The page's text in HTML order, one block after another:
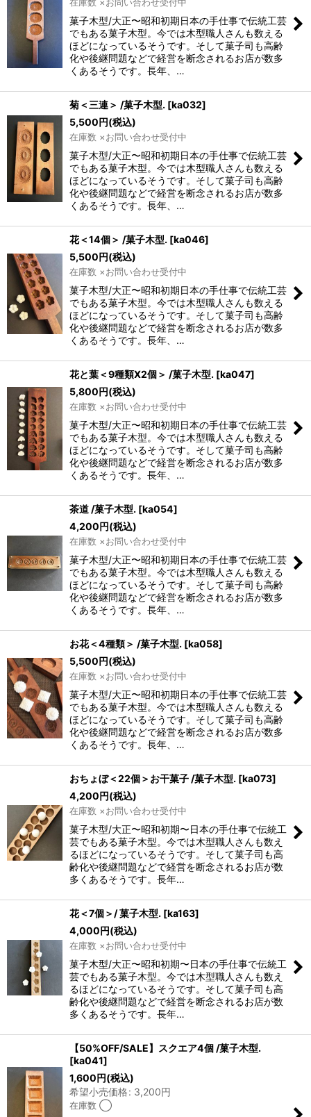
在庫数 ×お問い合わせ受付中
菓子木型/大正〜昭和初期日本の手仕事で伝統工芸
でもある菓子木型。今では木型職人さんも数える
ほどになっているそうです。そして菓子司も高齢
化や後継問題などで経営を断念されるお店が数多
くあるそうです。長年、…
菊＜三連＞ /菓子木型. [ka032]
5,500円(税込)
在庫数 ×お問い合わせ受付中
菓子木型/大正〜昭和初期日本の手仕事で伝統工芸
でもある菓子木型。今では木型職人さんも数える
ほどになっているそうです。そして菓子司も高齢
化や後継問題などで経営を断念されるお店が数多
くあるそうです。長年、…
花＜14個＞ /菓子木型. [ka046]
5,500円(税込)
在庫数 ×お問い合わせ受付中
菓子木型/大正〜昭和初期日本の手仕事で伝統工芸
でもある菓子木型。今では木型職人さんも数える
ほどになっているそうです。そして菓子司も高齢
化や後継問題などで経営を断念されるお店が数多
くあるそうです。長年、…
花と葉＜9種類X2個＞ /菓子木型. [ka047]
5,800円(税込)
在庫数 ×お問い合わせ受付中
菓子木型/大正〜昭和初期日本の手仕事で伝統工芸
でもある菓子木型。今では木型職人さんも数える
ほどになっているそうです。そして菓子司も高齢
化や後継問題などで経営を断念されるお店が数多
くあるそうです。長年、…
茶道 /菓子木型. [ka054]
4,200円(税込)
在庫数 ×お問い合わせ受付中
菓子木型/大正〜昭和初期日本の手仕事で伝統工芸
でもある菓子木型。今では木型職人さんも数える
ほどになっているそうです。そして菓子司も高齢
化や後継問題などで経営を断念されるお店が数多
くあるそうです。長年、…
お花＜4種類＞ /菓子木型. [ka058]
5,500円(税込)
在庫数 ×お問い合わせ受付中
菓子木型/大正〜昭和初期日本の手仕事で伝統工芸
でもある菓子木型。今では木型職人さんも数える
ほどになっているそうです。そして菓子司も高齢
化や後継問題などで経営を断念されるお店が数多
くあるそうです。長年、…
おちょぼ＜22個＞お干菓子 /菓子木型. [ka073]
4,200円(税込)
在庫数 ×お問い合わせ受付中
菓子木型/大正〜昭和初期〜日本の手仕事で伝統工
芸でもある菓子木型。今では木型職人さんも数え
るほどになっているそうです。そして菓子司も高
齢化や後継問題などで経営を断念されるお店が数
多くあるそうです。長年…
花＜7個＞/ 菓子木型. [ka163]
4,000円(税込)
在庫数 ×お問い合わせ受付中
菓子木型/大正〜昭和初期〜日本の手仕事で伝統工
芸でもある菓子木型。今では木型職人さんも数え
るほどになっているそうです。そして菓子司も高
齢化や後継問題などで経営を断念されるお店が数
多くあるそうです。長年…
【50%OFF/SALE】スクエア4個 /菓子木型.
[ka041]
1,600円(税込)
希望小売価格: 3,200円
在庫数 ◯